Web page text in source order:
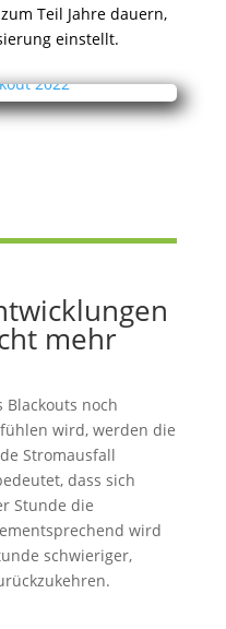
Teil Jahre dauern,
einstellt.
mehr
noch
wird, werden die
Stromausfall
dass sich
Stunde die
wird
schwieriger,